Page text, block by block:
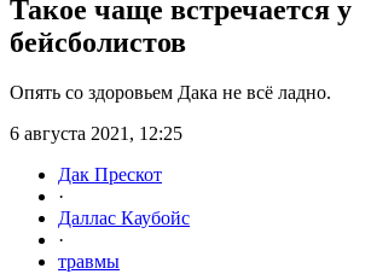
Такое чаще встречается у
бейсболистов
Опять со здоровьем Дака не всё ладно.
6 августа 2021, 12:25
Дак Прескот
·
Даллас Каубойс
·
травмы